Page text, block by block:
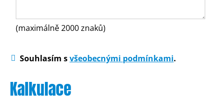
(maximálně 2000 znaků)
Souhlasím svšeobecnými podmínkami.
Kalkulace